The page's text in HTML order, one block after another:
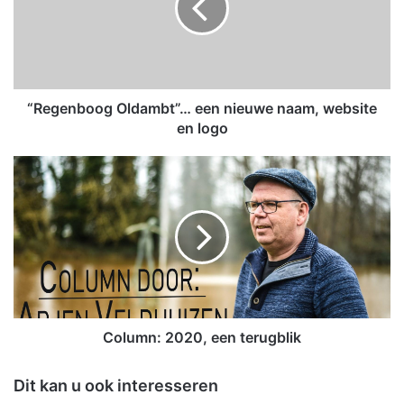
o
d
a
m
b
t
”
…
e
e
“Regenboog Oldambt”… een nieuwe naam, website
en logo
C
o
l
u
m
n
:
0
e
Column: 2020, een terugblik
Dit kan u ook interesseren